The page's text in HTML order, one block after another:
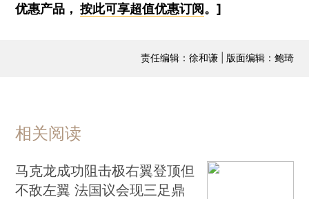
优惠产品，按此可享超值优惠订阅 。]
责任编辑：徐和谦 | 版面编辑：鲍琦
相关阅读
马克龙成功阻击极右翼登顶但
不敌左翼 法国议会现三足鼎